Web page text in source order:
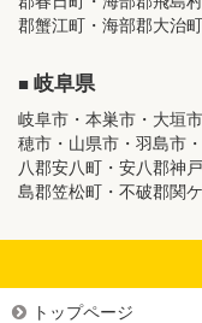
郡蟹江町・海部郡大治
岐阜県
岐阜市・本巣市・大垣
穂市・山県市・羽島市
八郡安八町・安八郡神
島郡笠松町・不破郡関
トップページ